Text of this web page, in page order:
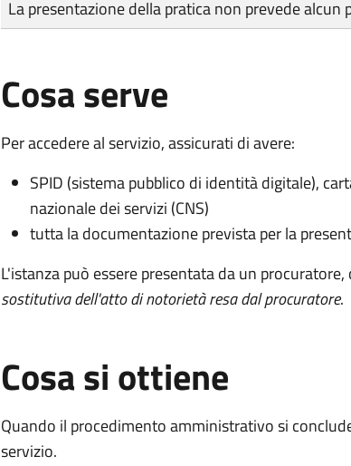
La presentazione della pratica non prevede alcun
Cosa serve
Per accedere al servizio, assicurati di avere:
SPID (sistema pubblico di identità digitale),
nazionale dei servizi (CNS)
tutta la documentazione prevista per la
L'istanza può essere presentata da un
sostitutiva dell'atto di notorietà resa dal procuratore.
Cosa si ottiene
Quando il procedimento amministrativo si
servizio.